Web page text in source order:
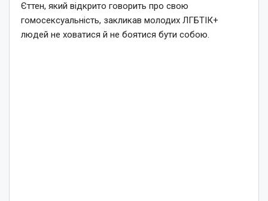
Єттен, який відкрито говорить про свою
гомосексуальність, закликав молодих ЛГБТІК+
людей не ховатися й не боятися бути собою.